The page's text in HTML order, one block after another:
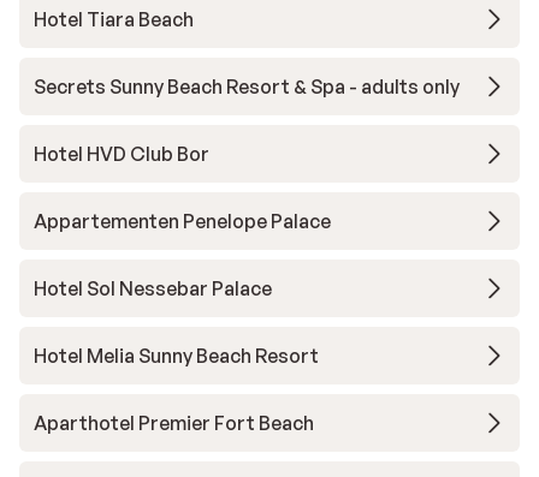
Hotel Tiara Beach
Secrets Sunny Beach Resort & Spa - adults only
Hotel HVD Club Bor
Appartementen Penelope Palace
Hotel Sol Nessebar Palace
Hotel Melia Sunny Beach Resort
Aparthotel Premier Fort Beach